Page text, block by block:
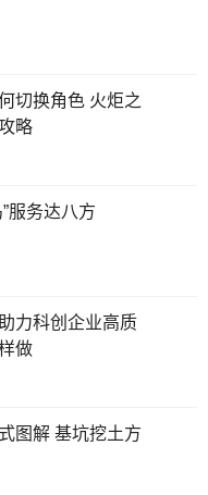
角色 火炬之
略
服务达八方
力科创企业高质
做
图解 基坑挖土方